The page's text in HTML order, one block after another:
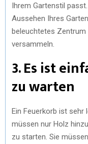
Ihrem Gartenstil
Aussehen Ihres
beleuchtetes
versammeln.
3. Es ist
zu warten
Ein Feuerkorb ist sehr
müssen nur Holz
zu starten. Sie